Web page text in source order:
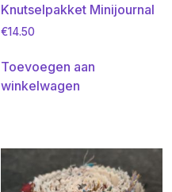
Knutselpakket Minijournal
€14.50
Toevoegen aan
winkelwagen